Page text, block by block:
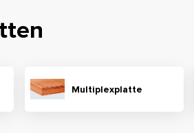
Multiplexplatte